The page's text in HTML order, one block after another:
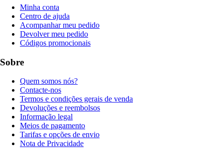
Minha conta
Centro de ajuda
Acompanhar meu pedido
Devolver meu pedido
Códigos promocionais
Sobre
Quem somos nós?
Contacte-nos
Termos e condições gerais de venda
Devoluções e reembolsos
Informação legal
Meios de pagamento
Tarifas e opções de envio
Nota de Privacidade